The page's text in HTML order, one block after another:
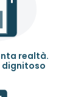
realtà.
dignitoso